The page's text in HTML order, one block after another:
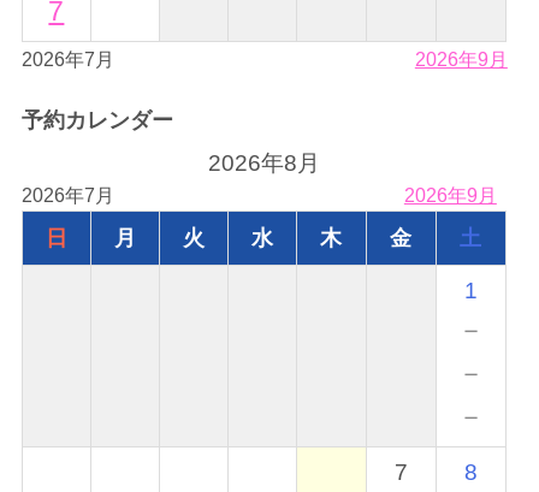
7
2026年7月 2026年9月
予約カレンダー
2026年8月
2026年7月 2026年9月
日 月 火 水 木 金 土
1
－
－
－
7 8